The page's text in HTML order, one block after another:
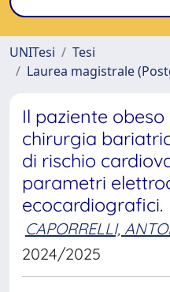
UNITesi
Tesi
Laurea magistrale
Il paziente
chirurgia
di rischio
parametri
ecocardiografici.
CAPORRELLI,
2024/2025